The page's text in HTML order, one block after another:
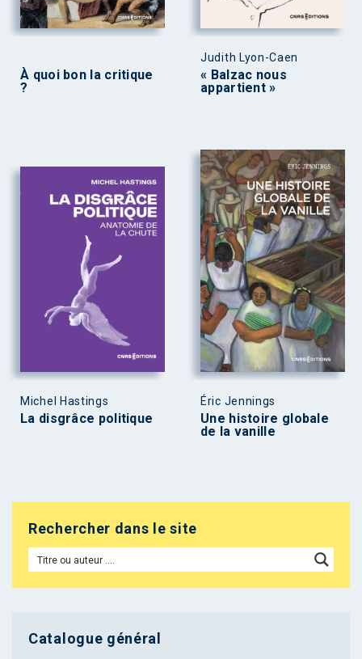
À quoi bon la critique
?
Judith Lyon-Caen
« Balzac nous
appartient »
Michel Hastings
La disgrâce politique
Éric Jennings
Une histoire globale
de la vanille
Rechercher dans le site
Catalogue général